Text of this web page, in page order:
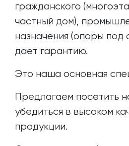
гражданского
частный дом),
назначения (опоры под
дает гарантию.
Это наша основная
Предлагаем посетить
убедиться в высоком
продукции.